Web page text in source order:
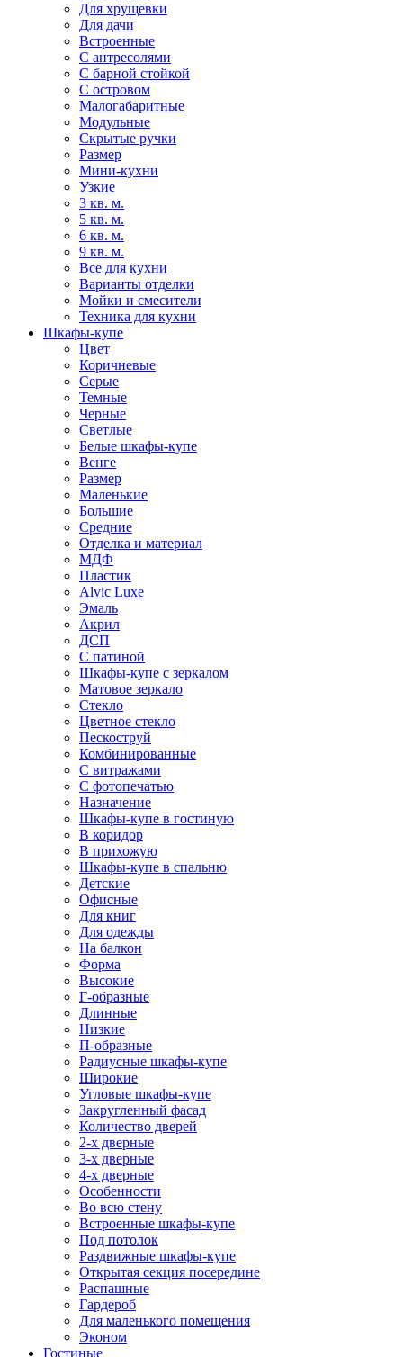
Для хрущевки
Для дачи
Встроенные
С антресолями
С барной стойкой
С островом
Малогабаритные
Модульные
Скрытые ручки
Размер
Мини-кухни
Узкие
3 кв. м.
5 кв. м.
6 кв. м.
9 кв. м.
Все для кухни
Варианты отделки
Мойки и смесители
Техника для кухни
Шкафы-купе
Цвет
Коричневые
Серые
Темные
Черные
Светлые
Белые шкафы-купе
Венге
Размер
Маленькие
Большие
Средние
Отделка и материал
МДФ
Пластик
Alvic Luxe
Эмаль
Акрил
ДСП
С патиной
Шкафы-купе с зеркалом
Матовое зеркало
Стекло
Цветное стекло
Пескоструй
Комбинированные
С витражами
С фотопечатью
Назначение
Шкафы-купе в гостиную
В коридор
В прихожую
Шкафы-купе в спальню
Детские
Офисные
Для книг
Для одежды
На балкон
Форма
Высокие
Г-образные
Длинные
Низкие
П-образные
Радиусные шкафы-купе
Широкие
Угловые шкафы-купе
Закругленный фасад
Количество дверей
2-х дверные
3-х дверные
4-х дверные
Особенности
Во всю стену
Встроенные шкафы-купе
Под потолок
Раздвижные шкафы-купе
Открытая секция посередине
Распашные
Гардероб
Для маленького помещения
Эконом
Гостиные